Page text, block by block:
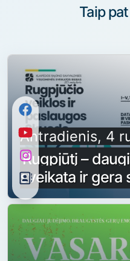
Taip
Antradienis, 4
Rugpjūtį –
sveikata ir gera